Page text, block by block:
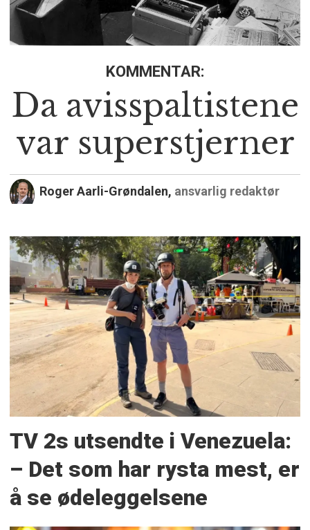
KOMMENTAR:
Da avisspaltistene
var superstjerner
Roger Aarli-Grøndalen, ansvarlig redaktør
TV 2s utsendte i Venezuela:
– Det som har rysta mest, er
å se ødeleggelsene